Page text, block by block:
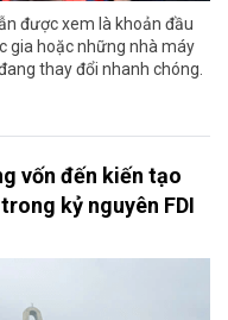
được xem là khoản đầu
gia hoặc những nhà máy
thay đổi nhanh chóng.
vốn đến kiến tạo
kỷ nguyên FDI